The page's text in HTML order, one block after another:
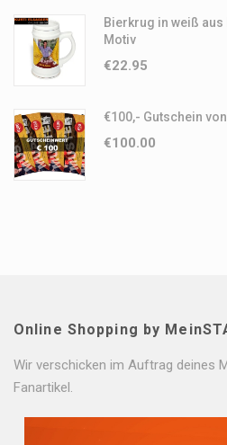
Bierkrug in weiß
Motiv
€22.95
€100,- Gutschein
€100.00
Online Shopping by
Wir verschicken im Auftrag deines
Fanartikel.